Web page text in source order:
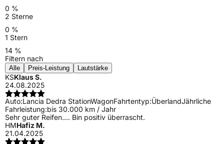
0 %
2 Sterne
0 %
1 Stern
14 %
Filtern nach
Alle Preis-Leistung Lautstärke
KSKlaus S.
24.08.2025
Auto:Lancia Dedra StationWagonFahrtentyp:ÜberlandJährliche
Fahrleistung:bis 30.000 km / Jahr
Sehr guter Reifen.... Bin positiv überrascht.
HMHafiz M.
21.04.2025